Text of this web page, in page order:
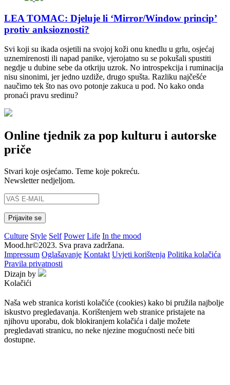
LEA TOMAC: Djeluje li ‘Mirror/Window princip’
protiv anksioznosti?
Svi koji su ikada osjetili na svojoj koži onu knedlu u grlu, osjećaj
uznemirenosti ili napad panike, vjerojatno su se pokušali spustiti
negdje u dubine sebe da otkriju uzrok. No introspekcija i ruminacija
nisu sinonimi, jer jedno uzdiže, drugo spušta. Razliku najčešće
naučimo tek što nas ovo potonje zakuca u pod. No kako onda
pronaći pravu sredinu?
Online tjednik za pop kulturu i autorske
priče
Stvari koje osjećamo. Teme koje pokreću.
Newsletter nedjeljom.
Culture Style Self Power Life In the mood
Mood.hr©2023. Sva prava zadržana.
Impressum Oglašavanje Kontakt Uvjeti korištenja Politika kolačića
Pravila privatnosti
Dizajn by
Kolačići
Naša web stranica koristi kolačiće (cookies) kako bi pružila najbolje
iskustvo pregledavanja. Korištenjem web stranice pristajete na
njihovu uporabu, dok blokiranjem kolačića i dalje možete
pregledavati stranicu, no neke njezine mogućnosti neće biti
dostupne.